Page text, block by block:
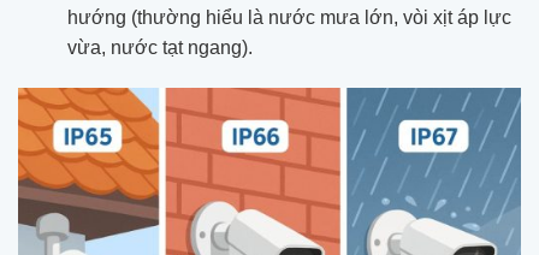
hướng (thường hiểu là nước mưa lớn, vòi xịt áp lực
vừa, nước tạt ngang).